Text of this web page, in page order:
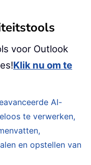
voor Outlook
Klik nu om te
AI-
te verwerken,
en opstellen van